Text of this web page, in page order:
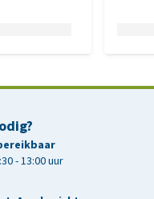
- 13:00 uur